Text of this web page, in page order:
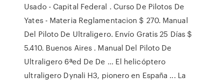
Usado - Capital Federal . Curso De Pilotos De
Yates - Materia Reglamentacion $ 270. Manual
Del Piloto De Ultraligero. Envío Gratis 25 Días $
5.410. Buenos Aires . Manual Del Piloto De
Ultraligero 6ªed De De … El helicóptero
ultraligero Dynali H3, pionero en España ... La